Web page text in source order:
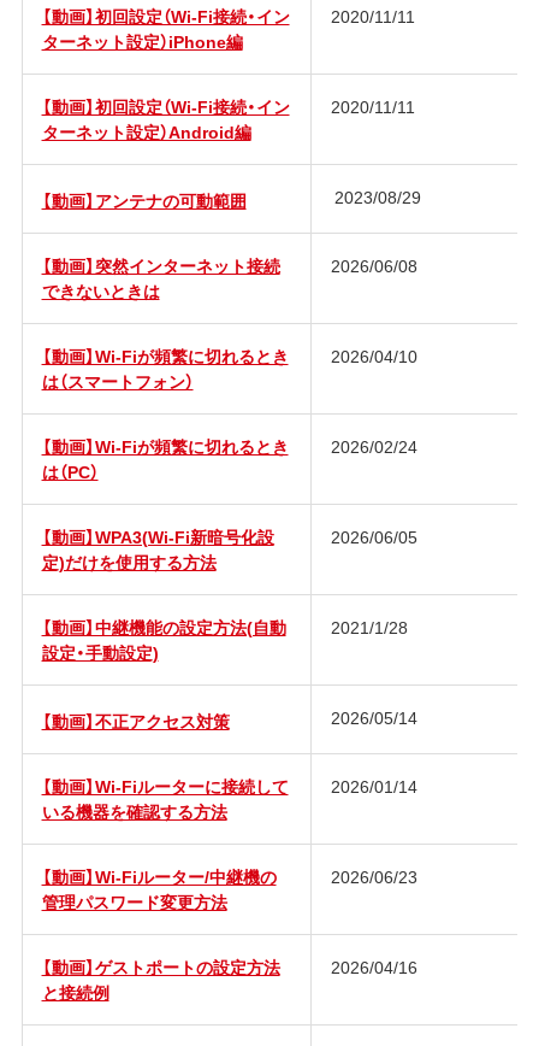
【動画】初回設定（Wi-Fi接続・イン
ターネット設定）iPhone編
2020/11/11
【動画】初回設定（Wi-Fi接続・イン
ターネット設定）Android編
2020/11/11
【動画】アンテナの可動範囲 2023/08/29
【動画】突然インターネット接続
できないときは
2026/06/08
【動画】Wi-Fiが頻繁に切れるとき
は（スマートフォン）
2026/04/10
【動画】Wi-Fiが頻繁に切れるとき
は（PC）
2026/02/24
【動画】WPA3(Wi-Fi新暗号化設
定)だけを使用する方法
2026/06/05
【動画】中継機能の設定方法(自動
設定・手動設定)
2021/1/28
【動画】不正アクセス対策 2026/05/14
【動画】Wi-Fiルーターに接続して
いる機器を確認する方法
2026/01/14
【動画】Wi-Fiルーター/中継機の
管理パスワード変更方法
2026/06/23
【動画】ゲストポートの設定方法
と接続例
2026/04/16